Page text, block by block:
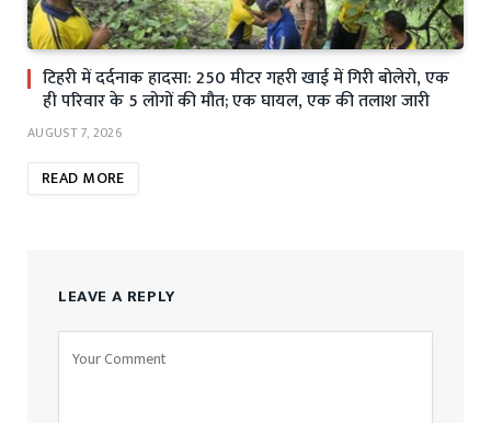
टिहरी में दर्दनाक हादसा: 250 मीटर गहरी खाई में गिरी बोलेरो, एक
ही परिवार के 5 लोगों की मौत; एक घायल, एक की तलाश जारी
AUGUST 7, 2026
READ MORE
LEAVE A REPLY